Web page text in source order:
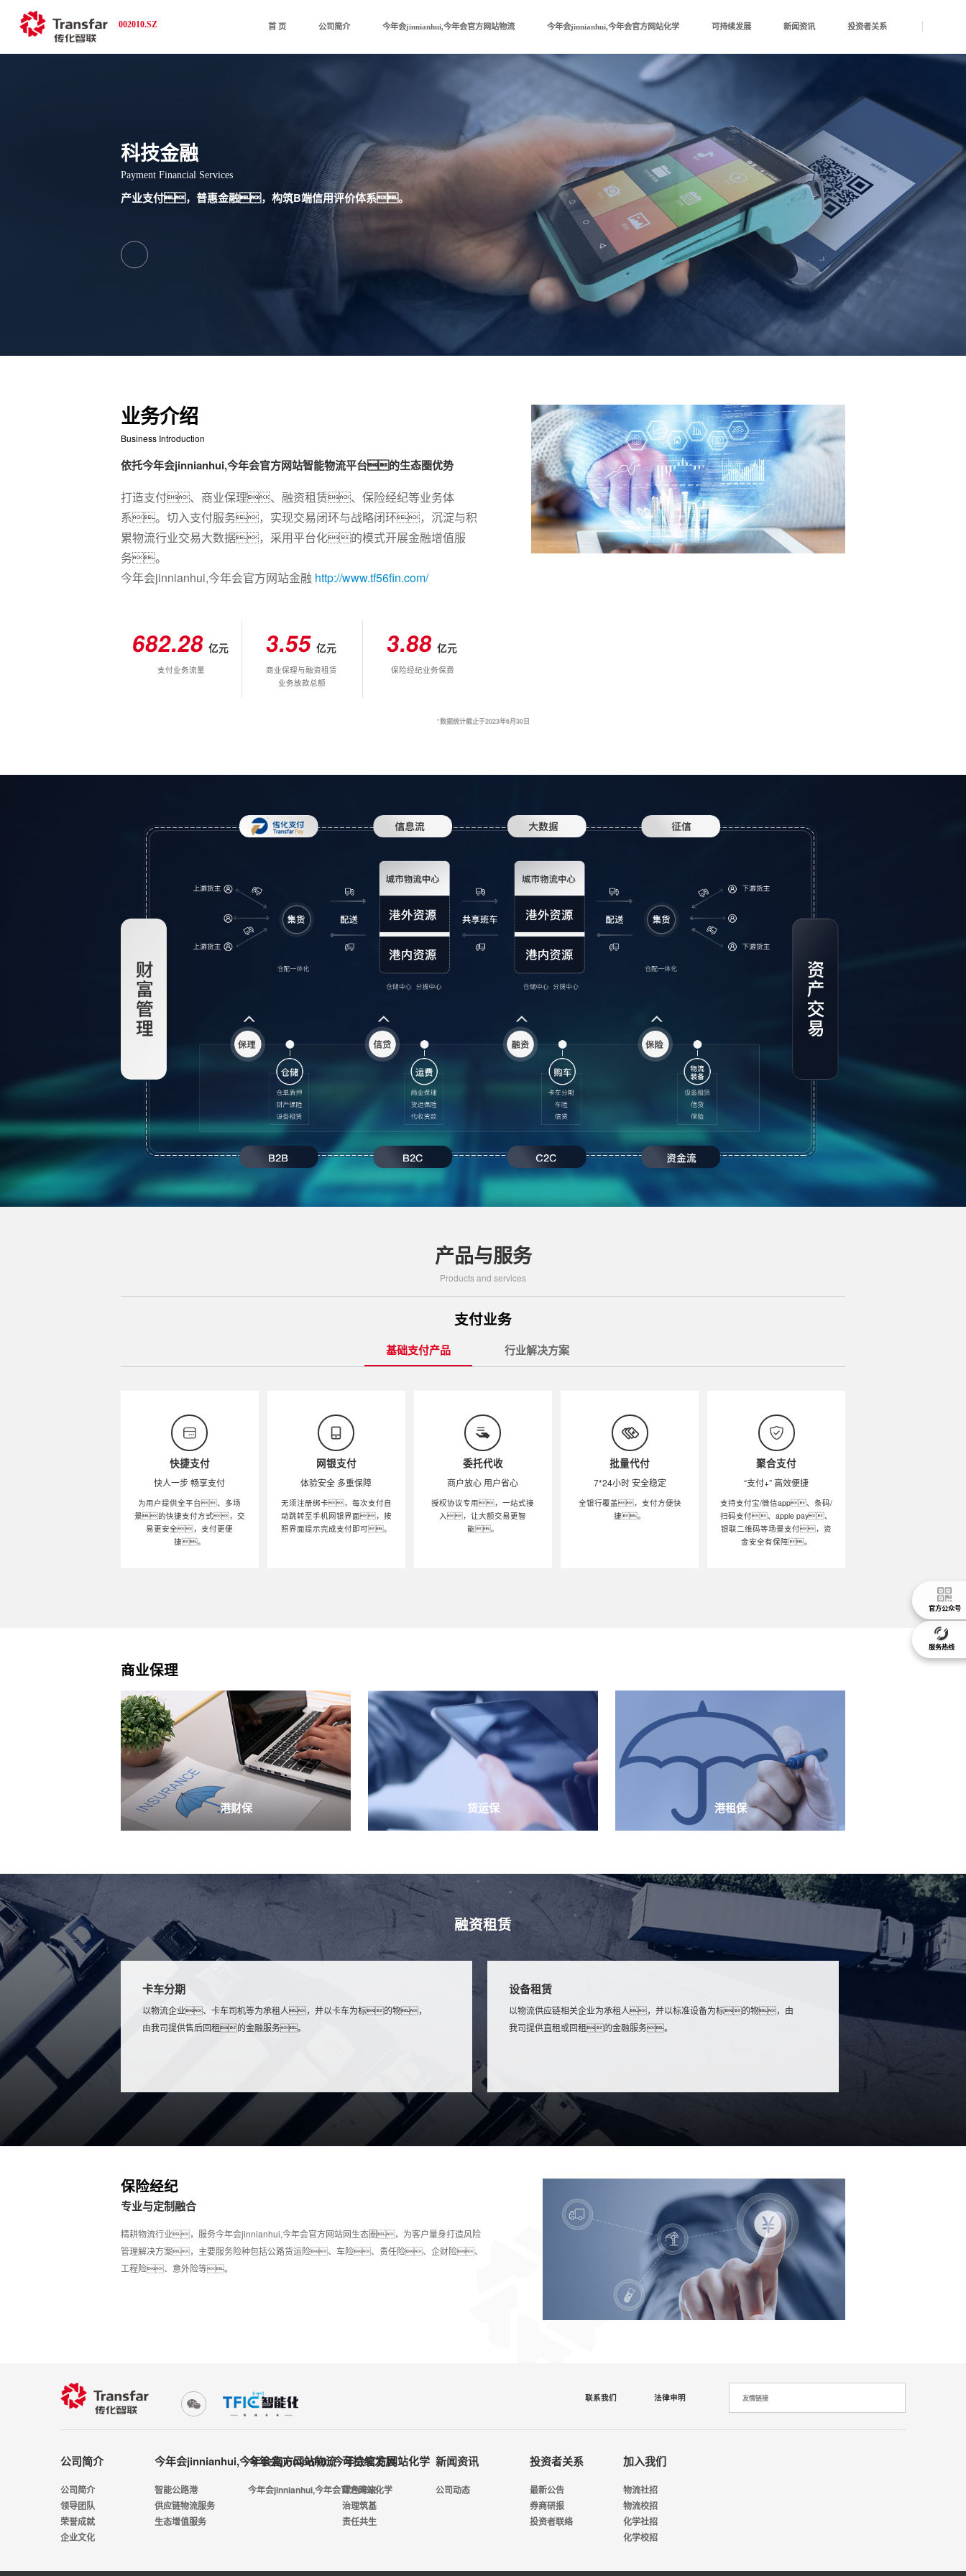
002010.SZ 首 页 公司简介 今年会jinnianhui,今年会官方网站物流 今年会jinnianhui,今年会官方网站化学 可持续发展 新闻资讯 投资者关系
官方公众号
服务热线
科技金融
Payment Financial Services
产业支付，普惠金融，构筑B端信用评价体系。
业务介绍
Business Introduction
依托今年会jinnianhui,今年会官方网站智能物流平台的生态圈优势
打造支付、商业保理、融资租赁、保险经纪等业务体
系。切入支付服务，实现交易闭环与战略闭环，沉淀与积
累物流行业交易大数据，采用平台化的模式开展金融增值服
务。
今年会jinnianhui,今年会官方网站金融 http://www.tf56fin.com/
0
0
1
2
3
4
6
0
0
1
2
3
4
5
6
8
9
0
2
3
8
.
0
2
3
8
0
1
2
3
4
5
6
8
9
亿元
支付业务流量
0
0
3
4
9
.
0
0
1
2
5
6
7
0
0
1
2
5
6
7
亿元
商业保理与融资租赁
业务放款总额
0
0
3
4
9
.
0
1
2
3
4
5
8
9
0
1
2
3
4
5
8
9
亿元
保险经纪业务保费
*数据统计截止于2023年6月30日
产品与服务
Products and services
支付业务
基础支付产品 行业解决方案
快捷支付
快人一步 畅享支付
为用户提供全平台、多场
景的快捷支付方式，交
易更安全，支付更便
捷。
网银支付
体验安全 多重保障
无须注册绑卡，每次支付自
动跳转至手机网银界面，按
照界面提示完成支付即可。
委托代收
商户放心 用户省心
授权协议专用，一站式接
入，让大额交易更智
能。
批量代付
7*24小时 安全稳定
全银行覆盖，支付方便快
捷。
聚合支付
“支付+” 高效便捷
支持支付宝/微信app、条码/
扫码支付、apple pay、
银联二维码等场景支付，资
金安全有保障。
商业保理
港财保 货运保 港租保
融资租赁
卡车分期
以物流企业、卡车司机等为承租人，并以卡车为标的物，
由我司提供售后回租的金融服务。
设备租赁
以物流供应链相关企业为承租人，并以标准设备为标的物，由
我司提供直租或回租的金融服务。
保险经纪
专业与定制融合
精耕物流行业，服务今年会jinnianhui,今年会官方网站网生态圈，为客户量身打造风险
管理解决方案，主要服务险种包括公路货运险、车险、责任险、企财险、
工程险、意外险等。
联系我们 法律申明 友情链接
公司简介
公司简介
领导团队
荣誉成就
企业文化
今年会jinnianhui,今年会官方网站物流
智能公路港
供应链物流服务
生态增值服务
今年会jinnianhui,今年会官方网站化学
今年会jinnianhui,今年会官方网站化学
可持续发展
绿色未来
治理筑基
责任共生
新闻资讯
公司动态
投资者关系
最新公告
券商研报
投资者联络
加入我们
物流社招
物流校招
化学社招
化学校招